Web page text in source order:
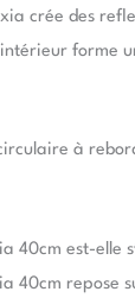
crée des
forme
à
40cm est-elle
40cm repose